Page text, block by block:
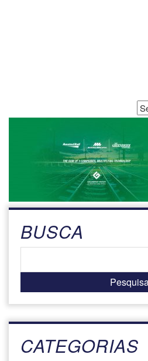
BUSCA
CATEGORIAS